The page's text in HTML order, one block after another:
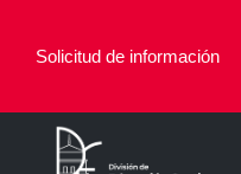
Solicitud de información